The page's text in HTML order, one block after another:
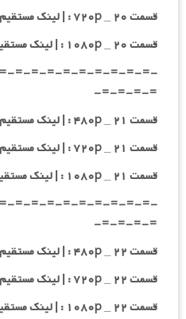
قسمت ۲۰ _ ۷۲۰p : | لینک مستقیم | دوبله فارسی
قسمت ۲۰ _ ۱۰۸۰p : | لینک مستقیم | دوبله فارسی
=- =-=-=-=-=-=-=-=-
=-=-=-=-
قسمت ۲۱ _ ۴۸۰p : | لینک مستقیم | دوبله فارسی
قسمت ۲۱ _ ۷۲۰p : | لینک مستقیم | دوبله فارسی
قسمت ۲۱ _ ۱۰۸۰p : | لینک مستقیم | دوبله فارسی
=- =-=-=-=-=-=-=-=-
=-=-=-=-
قسمت ۲۲ _ ۴۸۰p : | لینک مستقیم | دوبله فارسی
قسمت ۲۲ _ ۷۲۰p : | لینک مستقیم | دوبله فارسی
قسمت ۲۲ _ ۱۰۸۰p : | لینک مستقیم | دوبله فارسی